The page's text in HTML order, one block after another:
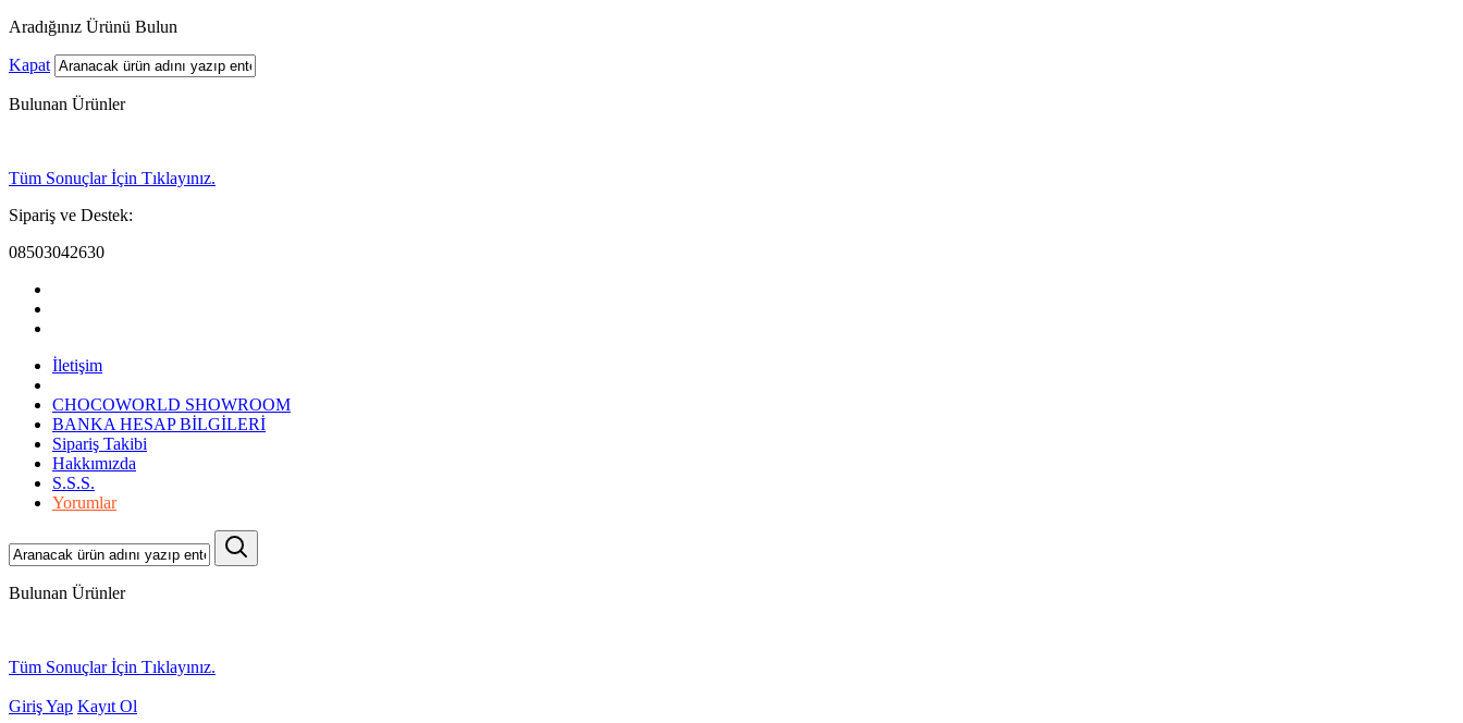
Aradığınız Ürünü Bulun
Kapat
Bulunan Ürünler
Tüm Sonuçlar İçin Tıklayınız.
Sipariş ve Destek:
08503042630
İletişim
CHOCOWORLD SHOWROOM
BANKA HESAP BİLGİLERİ
Sipariş Takibi
Hakkımızda
S.S.S.
Yorumlar
Bulunan Ürünler
Tüm Sonuçlar İçin Tıklayınız.
Giriş Yap Kayıt Ol